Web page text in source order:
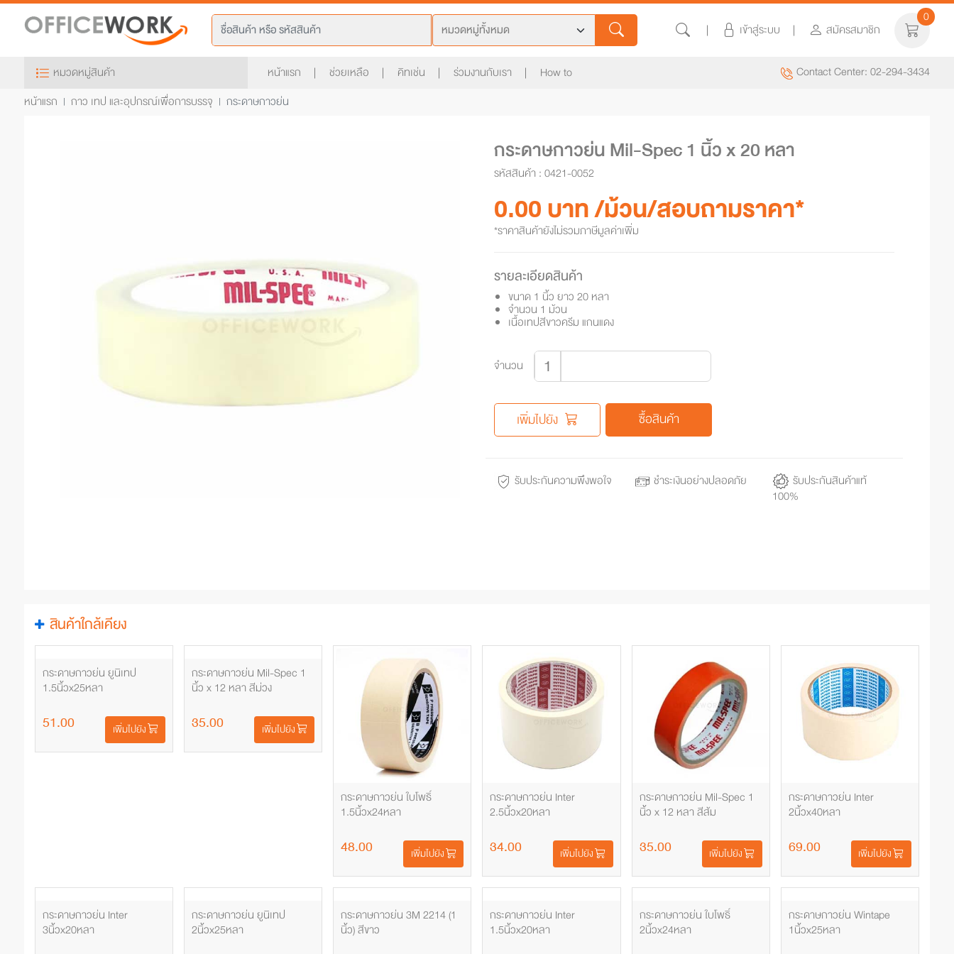
เข้าสู่ระบบ สมัครสมาชิก
0
หมวดหมู่สินค้า หน้าแรก ช่วยเหลือ คิทเช่น ร่วมงานกับเรา How to
Contact Center: 02-294-3434
หน้าแรก
กาว เทป และอุปกรณ์เพื่อการบรรจุ กระดาษกาวย่น
กระดาษกาวย่น Mil-Spec 1 นิ้ว x 20 หลา
รหัสสินค้า : 0421-0052
0.00 บาท /ม้วน/สอบถามราคา*
*ราคาสินค้ายังไม่รวมภาษีมูลค่าเพิ่ม
รายละเอียดสินค้า
ขนาด 1 นิ้ว ยาว 20 หลา
จำนวน 1 ม้วน
เนื้อเทปสีขาวครีม แกนแดง
จำนวน
เพิ่มไปยัง ซื้อสินค้า
รับประกันความพึงพอใจ ชำระเงินอย่างปลอดภัย
รับประกันสินค้าแท้
100%
สินค้าใกล้เคียง
กระดาษกาวย่น ยูนิเทป
1.5นิ้วx25หลา
51.00 เพิ่มไปยัง
กระดาษกาวย่น Mil-Spec 1
นิ้ว x 12 หลา สีม่วง
35.00 เพิ่มไปยัง
กระดาษกาวย่น ใบโพธิ์
1.5นิ้วx24หลา
48.00 เพิ่มไปยัง
กระดาษกาวย่น Inter
2.5นิ้วx20หลา
34.00 เพิ่มไปยัง
กระดาษกาวย่น Mil-Spec 1
นิ้ว x 12 หลา สีส้ม
35.00 เพิ่มไปยัง
กระดาษกาวย่น Inter
2นิ้วx40หลา
69.00 เพิ่มไปยัง
กระดาษกาวย่น Inter
3นิ้วx20หลา
กระดาษกาวย่น ยูนิเทป
2นิ้วx25หลา
กระดาษกาวย่น 3M 2214 (1
นิ้ว) สีขาว
กระดาษกาวย่น Inter
1.5นิ้วx20หลา
กระดาษกาวย่น ใบโพธิ์
2นิ้วx24หลา
กระดาษกาวย่น Wintape
1นิ้วx25หลา